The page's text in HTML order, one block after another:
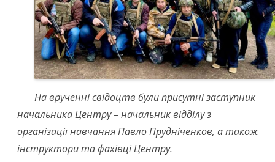
На врученні свідоцтв були присутні заступник
начальника Центру – начальник відділу з
організації навчання Павло Прудніченков, а також
інструктори та фахівці Центру.